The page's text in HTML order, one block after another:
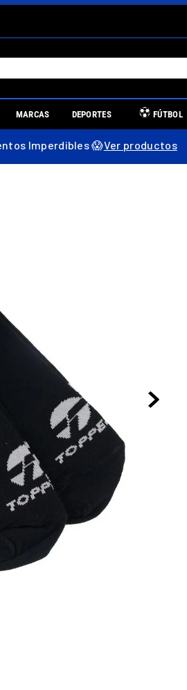
MARCAS DEPORTES FÚTBOL
Imperdibles 😱Ver productos